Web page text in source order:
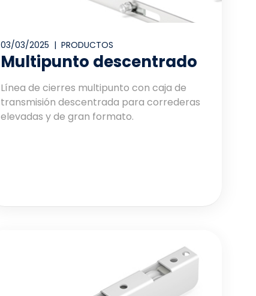
03/03/2025 |PRODUCTOS
Multipunto descentrado
Línea de cierres multipunto con caja de
transmisión descentrada para correderas
elevadas y de gran formato.